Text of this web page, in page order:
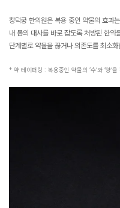
창덕궁 한의원은 복용 중인 약물의 효과
내 몸의 대사를 바로 잡도록 처방된 한약
단계별로 약물을 끊거나 의존도를 최소
* 약 테이퍼링 : 복용중인 약물의 ’수‘와 ’양‘